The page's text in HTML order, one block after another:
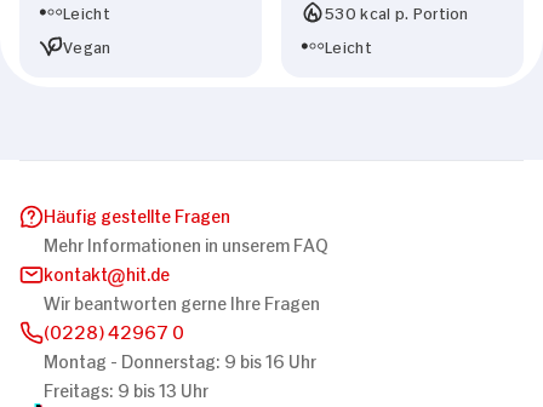
Leicht
Vegan
530 kcal p. Portion
Leicht
Häufig gestellte Fragen
Mehr Informationen in unserem FAQ
kontakt
hit.de
Wir beantworten gerne Ihre Fragen
(0228) 42967 0
Montag - Donnerstag: 9 bis 16 Uhr
Freitags: 9 bis 13 Uhr